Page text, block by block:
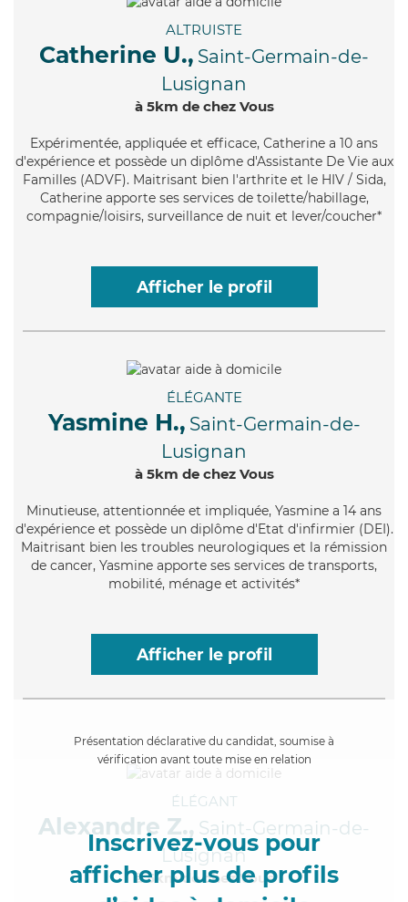
ALTRUISTE
Catherine U., Saint-Germain-de-
Lusignan
à 5km de chez Vous
Expérimentée, appliquée et efficace, Catherine a 10 ans
d'expérience et possède un diplôme d'Assistante De Vie aux
Familles (ADVF). Maitrisant bien l'arthrite et le HIV / Sida,
Catherine apporte ses services de toilette/habillage,
compagnie/loisirs, surveillance de nuit et lever/coucher*
Afficher le profil
ÉLÉGANTE
Yasmine H., Saint-Germain-de-
Lusignan
à 5km de chez Vous
Minutieuse, attentionnée et impliquée, Yasmine a 14 ans
d'expérience et possède un diplôme d'Etat d'infirmier (DEI).
Maitrisant bien les troubles neurologiques et la rémission
de cancer, Yasmine apporte ses services de transports,
mobilité, ménage et activités*
Afficher le profil
Présentation déclarative du candidat, soumise à
vérification avant toute mise en relation
Inscrivez-vous pour
afficher plus de profils
ÉLÉGANT
Alexandre Z., Saint-Germain-de-
Lusignan
à 5km de chez Vous